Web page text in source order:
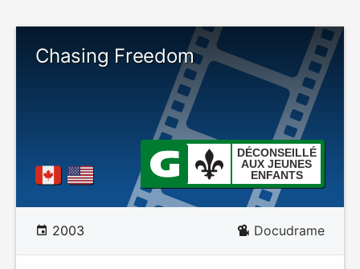
Chasing Freedom
DÉCONSEILLÉ
AUX JEUNES
ENFANTS
2003 Docudrame